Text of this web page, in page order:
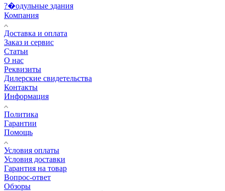
?�одульные здания
Компания
Доставка и оплата
Заказ и сервис
Статьи
О нас
Реквизиты
Дилерские свидетельства
Контакты
Информация
Политика
Гарантии
Помощь
Условия оплаты
Условия доставки
Гарантия на товар
Вопрос-ответ
Обзоры